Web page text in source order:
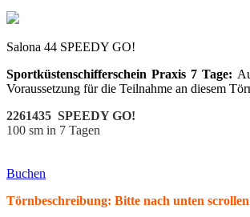
Salona 44 SPEEDY GO!
Sportküstenschifferschein Praxis 7 Tage:
Voraussetzung für die Teilnahme an diesem
2261435 SPEEDY GO!
100 sm in 7 Tagen
Buchen
Törnbeschreibung: Bitte nach unten